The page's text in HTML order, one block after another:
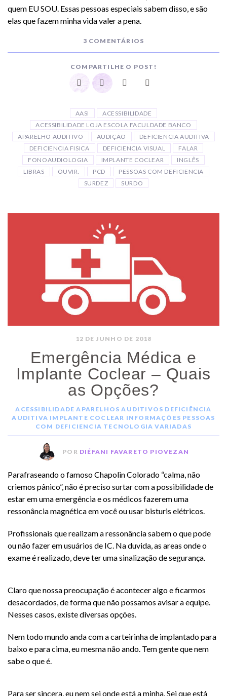
quem EU SOU. Essas pessoas especiais sabem disso, e são
elas que fazem minha vida valer a pena.
3 COMENTÁRIOS
COMPARTILHE O POST!
AASI
ACESSIBILIDADE
ACESSIBILIDADE LOJA ESCOLA FACULDADE BANCO
APARELHO AUDITIVO
AUDIÇÃO
DEFICIENCIA AUDITIVA
DEFICIENCIA FISICA
DEFICIENCIA VISUAL
FALAR
FONOAUDIOLOGIA
IMPLANTE COCLEAR
INGLÊS
LIBRAS
OUVIR. PCD
PESSOAS COM DEFICIENCIA
SURDEZ
SURDO
12 DE JUNHO DE 2018
Emergência Médica e
Implante Coclear – Quais
as Opções?
ACESSIBILIDADE APARELHOS AUDITIVOS DEFICIÊNCIA
AUDITIVA IMPLANTE COCLEAR INFORMAÇÕES PESSOAS
COM DEFICIENCIA TECNOLOGIA VARIADAS
POR DIÉFANI FAVARETO PIOVEZAN
Parafraseando o famoso Chapolin Colorado “calma, não
criemos pânico”, não é preciso surtar com a possibilidade de
estar em uma emergência e os médicos fazerem uma
ressonância magnética em você ou usar bisturis elétricos.
Profissionais que realizam a ressonância sabem o que pode
ou não fazer em usuários de IC. Na duvida, as areas onde o
exame é realizado, deve ter uma sinalização de segurança.
Claro que nossa preocupação é acontecer algo e ficarmos
desacordados, de forma que não possamos avisar a equipe.
Nesses casos, existe diversas opções.
Nem todo mundo anda com a carteirinha de implantado para
baixo e para cima, eu mesma não ando. Tem gente que nem
sabe o que é.
Para ser sincera, eu nem sei onde está a minha. Sei que está